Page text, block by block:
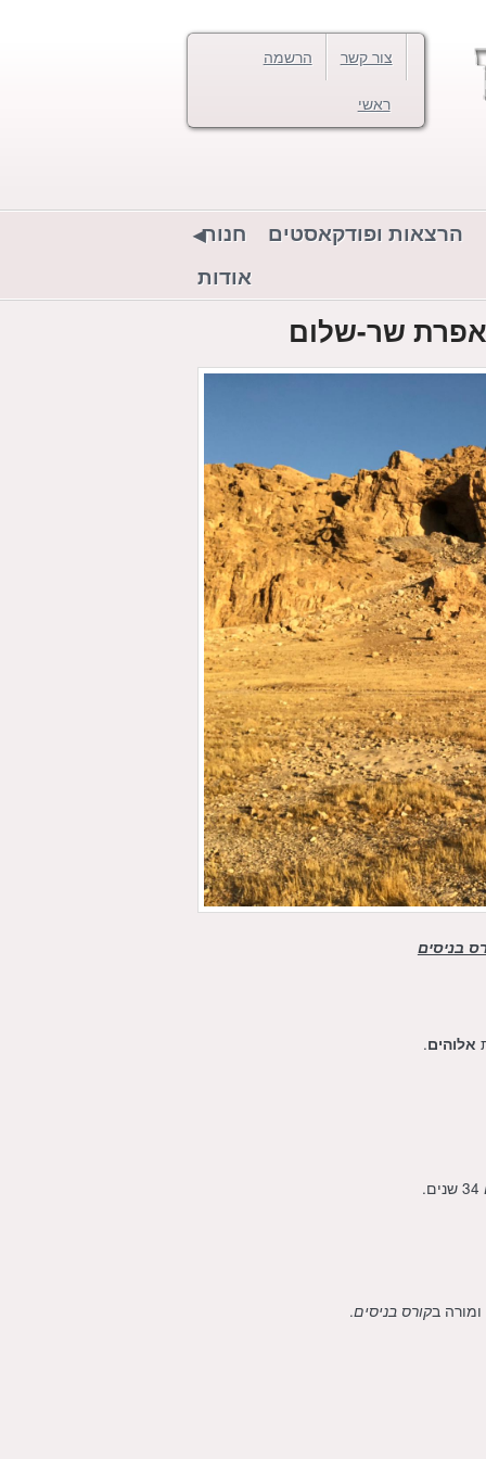
צור קשר הרשמה
ראשי
חנות הרצאות ופודקאסטים
אודות
אפרת שר-שלום
בניסים
אלוהים.
34 שנים.
בקורס בניסים.